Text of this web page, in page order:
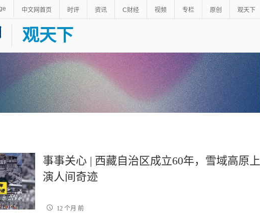
中文网首页 时评 资讯 C财经 视频 专栏 原创 观天下
观天下
事事关心 | 西藏自治区成立60年，雪域高原上
演人间奇迹
12 个月 前